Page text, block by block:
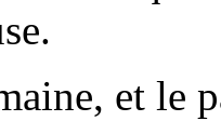
et le